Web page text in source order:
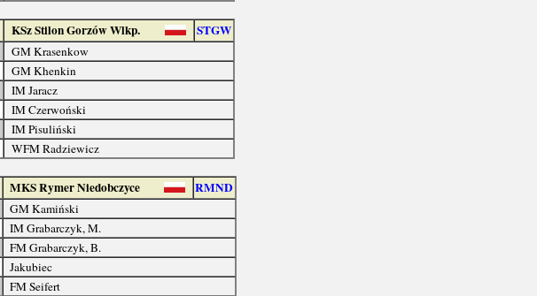
KSz Stilon Gorzów Wlkp. STGW
GM Krasenkow
GM Khenkin
IM Jaracz
IM Czerwoński
IM Pisuliński
WFM Radziewicz
MKS Rymer Niedobczyce RMND
GM Kamiński
IM Grabarczyk, M.
FM Grabarczyk, B.
Jakubiec
FM Seifert